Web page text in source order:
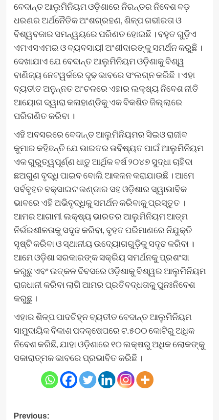
ବେଦାନ୍ତ ଆଲୁମିନିୟମ ଓଡ଼ିଶାରେ ନିରନ୍ତର ନିବେଶ ବଡ଼
ଧରଣର ଅର୍ଥନୈତିକ ଅଂଶଗ୍ରହଣ, ଶିଳ୍ପ ଗଭୀରତା ଓ
ବିଶ୍ୱବଜାର ସମନ୍ୱୟରେ ପରିଣତ ହୋଇଛି । ବହୁତ ଗୁଡ଼ିଏ
ଏମଏସଏମଇ ଓ ବ୍ୟବସାୟୀ ଅଂଶୀଦାରଙ୍କୁ ସମର୍ଥନ କରୁଛି ।
ଦେଖାଯାଏ ଯେ ବେଦାନ୍ତ ଆଲୁମିନିୟମ ଓଡ଼ିଶାକୁ ବିଶ୍ୱ
ବାଣିଜ୍ୟ ନେଟୱର୍କରେ ଦୃଢ ଭାବରେ ସଂଲଗ୍ନ କରିଛି । ଏହା
ବ୍ୟତୀତ ଅନୁନ୍ନତ ଅଂଚଳରେ ଏହାର ଲକ୍ଷ୍ୟ ନିବେଶ ନୀତି
ଆୟୋଗ ଦ୍ୱାରା କଳାହାଣ୍ଡିକୁ ଏକ ବିକଶିତ ଜିଲ୍ଲାରେ
ପରିଗଣିତ କରିବା ।
ଏହି ଅବସରରେ ବେଦାନ୍ତ ଆଲୁମିନିୟମର ସିଇଓ ରାଜୀବ
କୁମାର କହିଛନ୍ତି ଯେ ଭାରତର ଭବିଷ୍ୟତ ପାଇଁ ଆଲୁମିନିୟମ
ଏକ ଗୁରୁତ୍ୱପୂର୍ଣ୍ଣ ଧାତୁ ଆର୍ଥିକ ବର୍ଷ ୨୦୪୭ ସୁଦ୍ଧା ଚାହିଦା
ଛଅଗୁଣ ବୃଦ୍ଧି ପାଇବ ବୋଲି ଆକଳନ କରାଯାଉଛି । ଆମେ
ସର୍ବବୃହତ ବକ୍ସାଇଟ ଭଣ୍ଡାର ସହ ଓଡ଼ିଶାର ସ୍ୱାଭାବିକ
ଭାବରେ ଏହି ଅଭିବୃଦ୍ଧିକୁ ସମର୍ଥନ କରିବାକୁ ପ୍ରସ୍ତୁତ ।
ଆମର ଆଗାମୀ ଲକ୍ଷ୍ୟ ଭାରତର ଆଲୁମିନିୟମ ଆତ୍ମ
ନିର୍ଭରଶୀଳତାକୁ ସଦୃଢ କରିବା, ବୃହତ ପରିମାଣରେ ନିଯୁକ୍ତି
ସୃଷ୍ଟି କରିବା ଓ ସ୍ଥାନୀୟ ଉଦ୍ୟୋଗଗୁଡ଼ିକୁ ସଦୃଢ କରିବା ।
ଆମେ ଓଡ଼ିଶା ସରକାରଙ୍କ ସକ୍ରିୟ ସମର୍ଥନକୁ ପ୍ରଶଂସା
କରୁଛୁ ଏବଂ ଉତ୍କଳ ଦିବସରେ ଓଡ଼ିଶାକୁ ବିଶ୍ୱର ଆଲୁମିନିୟମ
ରାଜଧାନୀ କରିବା ଲାଗି ଆମର ପ୍ରତିବଦ୍ଧତାକୁ ପୁନଃନିବେଶ
କରୁଛୁ ।
ଏହାର ଶିଳ୍ପ ପାଦଚିହ୍ନ ବ୍ୟତୀତ ବେଦାନ୍ତ ଆଲୁମିନିୟମ
ସାମୁଦାୟିକ ବିକାଶ ପଦକ୍ଷେପରେ ଟ.୫୦୦ କୋଟିରୁ ଅଧିକ
ନିବେଶ କରିଛି, ଯାହା ଓଡ଼ିଶାରେ ୧୦ ଲକ୍ଷରୁ ଅଧିକ ଲୋକଙ୍କୁ
ସକାରାତ୍ମକ ଭାବରେ ପ୍ରଭାବିତ କରିଛି ।
Previous: